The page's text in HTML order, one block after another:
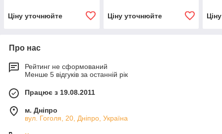
Ціну уточнюйте Ціну уточнюйте
Про нас
Рейтинг не сформований
Менше 5 відгуків за останній рік
Працює з 19.08.2011
м. Дніпро
вул. Гоголя, 20, Дніпро, Україна